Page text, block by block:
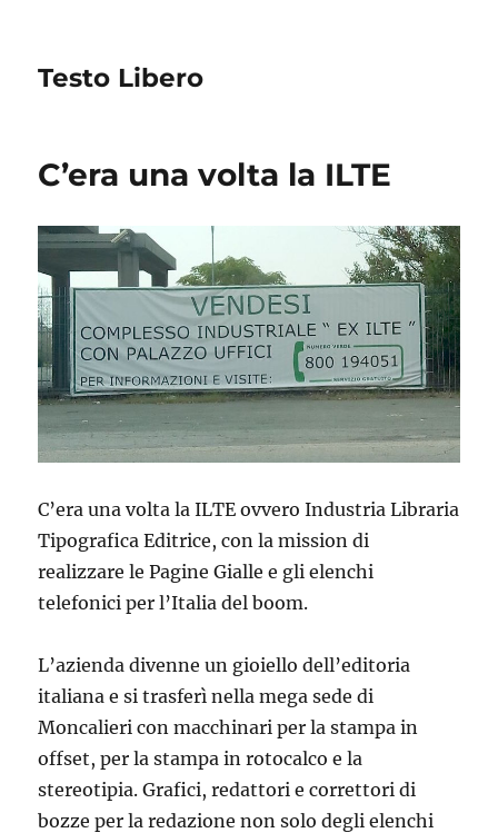
Testo Libero
C’era una volta la ILTE
C’era una volta la ILTE ovvero Industria Libraria
Tipografica Editrice, con la mission di
realizzare le Pagine Gialle e gli elenchi
telefonici per l’Italia del boom.
L’azienda divenne un gioiello dell’editoria
italiana e si trasferì nella mega sede di
Moncalieri con macchinari per la stampa in
offset, per la stampa in rotocalco e la
stereotipia. Grafici, redattori e correttori di
bozze per la redazione non solo degli elenchi